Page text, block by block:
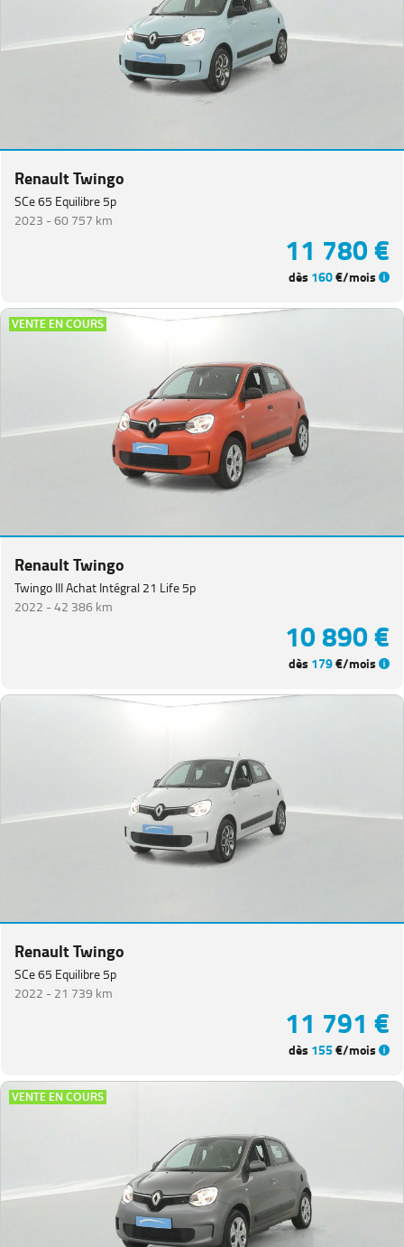
Renault Twingo
SCe 65 Equilibre 5p
2023 -60 757 km
11 780 €
dès 160€/mois
VENTE EN COURS
Renault Twingo
Twingo III Achat Intégral 21 Life 5p
2022 -42 386 km
10 890 €
dès 179€/mois
Renault Twingo
SCe 65 Equilibre 5p
2022 -21 739 km
11 791 €
dès 155€/mois
VENTE EN COURS